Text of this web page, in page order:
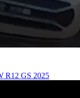
R12 GS 2025